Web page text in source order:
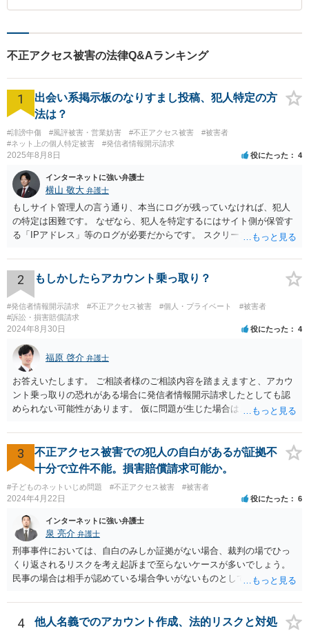
不正アクセス被害の法律Q&Aランキング
1
出会い系掲示板のなりすまし投稿、犯人特定の方
法は？
#誹謗中傷 #風評被害・営業妨害 #不正アクセス被害
#被害者
#ネット上の個人特定被害
#発信者情報開示請求
2025年8月8日 役にたった 4
インターネットに強い弁護士
横山 敬大 弁護士
もしサイト管理人の言う通り、本当にログが残っていなければ、犯人
の特定は困難です。 なぜなら、犯人を特定するにはサイト側が保管す
る「IPアドレス」等のログが必要だからです。 スクリーンショットは
がって「ログが本当に存在しない」という前提に立つと、開示請求を
進めることは困難です。 ご判断の一助となれば幸いです。
2 もしかしたらアカウント乗っ取り？
#発信者情報開示請求 #不正アクセス被害 #個人・プライベート
#被害者
#訴訟・損害賠償請求
2024年8月30日 役にたった 4
福原 啓介 弁護士
お答えいたします。 ご相談者様のご相談内容を踏まえますと、アカウ
ント乗っ取りの恐れがある場合に発信者情報開示請求したとしても認
められない可能性があります。 仮に問題が生じた場合は、その問題に
3
不正アクセス被害での犯人の自白があるが証拠不
十分で立件不能。損害賠償請求可能か。
#子どものネットいじめ問題 #不正アクセス被害 #被害者
2024年4月22日 役にたった 6
インターネットに強い弁護士
泉 亮介 弁護士
刑事事件においては、自白のみしか証拠がない場合、裁判の場でひっ
くり返されるリスクを考え起訴まで至らないケースが多いでしょう。
民事の場合は相手が認めている場合争いがないものとして請求が認め
す。
4
他人名義でのアカウント作成、法的リスクと対処